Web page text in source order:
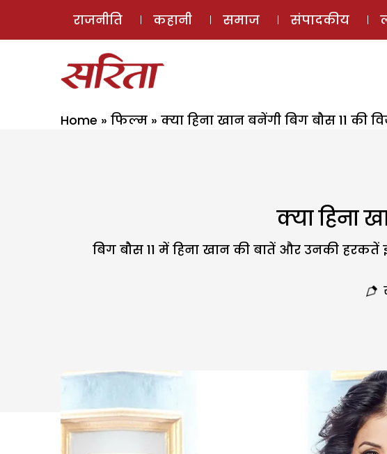
राजनीति कहानी समाज संपादकीय
Home » फिल्म » क्या हिना खान बनेंगी बिग बौस 11 की
क्या हिना
बिग बौस 11 में हिना खान की बातें और उनकी